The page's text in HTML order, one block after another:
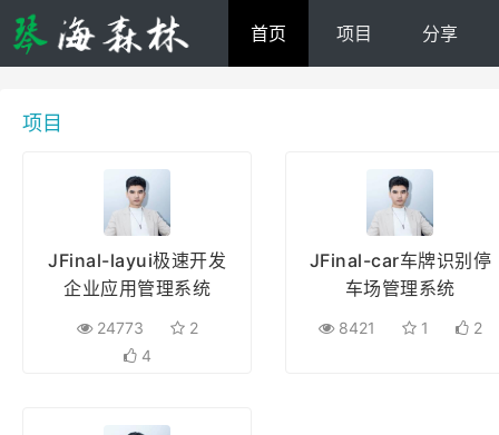
首页 项目 分享
项目
JFinal-layui极速开发
企业应用管理系统
24773
2
4
JFinal-car车牌识别停
车场管理系统
8421 1 2